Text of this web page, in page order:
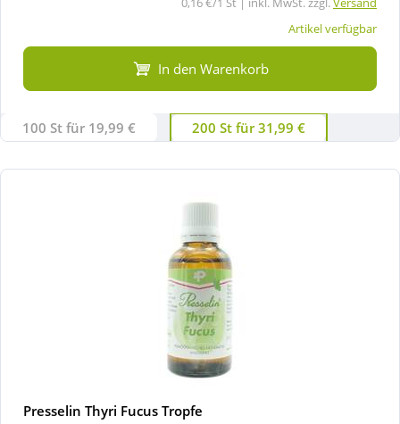
Artikel verfügbar
In den Warenkorb
100 St für 19,99 € 200 St für 31,99 €
Presselin Thyri Fucus Tropfe